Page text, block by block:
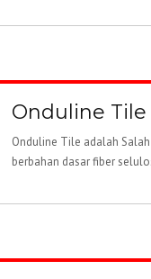
Onduline Tile
Onduline Tile adalah
berbahan dasar fiber